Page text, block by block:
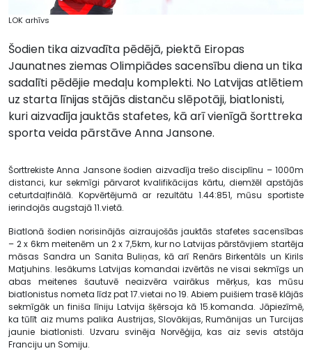
LOK arhīvs
Šodien tika aizvadīta pēdējā, piektā Eiropas
Jaunatnes ziemas Olimpiādes sacensību diena un tika
sadalīti pēdējie medaļu komplekti. No Latvijas atlētiem
uz starta līnijas stājās distanču slēpotāji, biatlonisti,
kuri aizvadīja jauktās stafetes, kā arī vienīgā šorttreka
sporta veida pārstāve Anna Jansone.
Šorttrekiste Anna Jansone šodien aizvadīja trešo disciplīnu – 1000m
distanci, kur sekmīgi pārvarot kvalifikācijas kārtu, diemžēl apstājās
ceturtdaļfinālā. Kopvērtējumā ar rezultātu 1.44:851, mūsu sportiste
ierindojās augstajā 11.vietā.
Biatlonā šodien norisinājās aizraujošās jauktās stafetes sacensības
– 2 x 6km meitenēm un 2 x 7,5km, kur no Latvijas pārstāvjiem startēja
māsas Sandra un Sanita Buliņas, kā arī Renārs Birkentāls un Kirils
Matjuhins. Iesākums Latvijas komandai izvērtās ne visai sekmīgs un
abas meitenes šautuvē neaizvēra vairākus mērķus, kas mūsu
biatlonistus nometa līdz pat 17.vietai no 19. Abiem puišiem trasē klājās
sekmīgāk un finiša līniju Latvija šķērsoja kā 15.komanda. Jāpiezīmē,
ka tūlīt aiz mums palika Austrijas, Slovākijas, Rumānijas un Turcijas
jaunie biatlonisti. Uzvaru svinēja Norvēģija, kas aiz sevis atstāja
Franciju un Somiju.